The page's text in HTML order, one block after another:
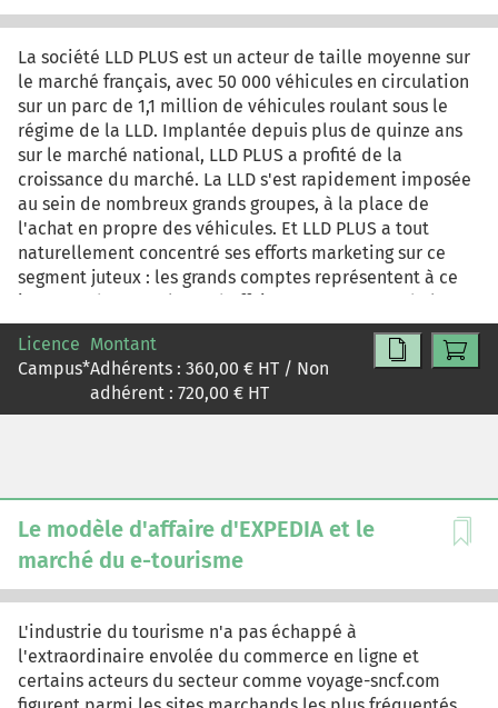
La société LLD PLUS est un acteur de taille moyenne sur
le marché français, avec 50 000 véhicules en circulation
sur un parc de 1,1 million de véhicules roulant sous le
régime de la LLD. Implantée depuis plus de quinze ans
sur le marché national, LLD PLUS a profité de la
croissance du marché. La LLD s'est rapidement imposée
au sein de nombreux grands groupes, à la place de
l'achat en propre des véhicules. Et LLD PLUS a tout
naturellement concentré ses efforts marketing sur ce
segment juteux : les grands comptes représentent à ce
jour 90% de son volume d'affaires. ... Le secteur de la LLD
automobile se trouve à une période-clé de son
développement, alors que le marché automobile doit
intégrer à marche forcée les exigences du
développement durable qui engendreront de fait
marché en termes stratégique et opérationnel...
Licence
Campus*
Montant
Adhérents : 360,00 € HT / Non
adhérent : 720,00 € HT
Le modèle d'affaire d'EXPEDIA et le
marché du e-tourisme
L'industrie du tourisme n'a pas échappé à
l'extraordinaire envolée du commerce en ligne et
certains acteurs du secteur comme voyage-sncf.com